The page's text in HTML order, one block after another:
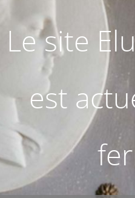
Le site
est